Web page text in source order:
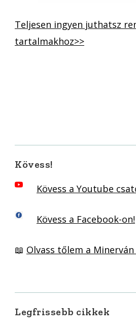
Teljesen ingyen juthatsz
tartalmakhoz>>
Kövess!
Kövess a Youtube
Kövess a Facebook-on!
📖 Olvass tőlem a Minerván
Legfrissebb cikkek